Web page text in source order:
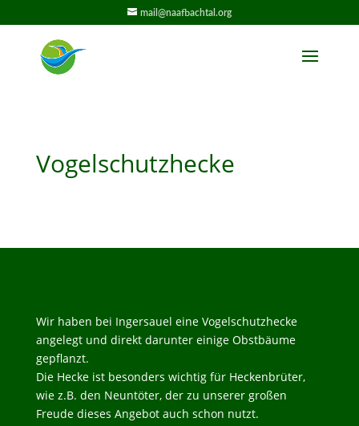
mail@naafbachtal.org
Vogelschutzhecke
Wir haben bei Ingersauel eine Vogelschutzhecke
angelegt und direkt darunter einige Obstbäume
gepflanzt.
Die Hecke ist besonders wichtig für Heckenbrüter,
wie z.B. den Neuntöter, der zu unserer großen
Freude dieses Angebot auch schon nutzt.